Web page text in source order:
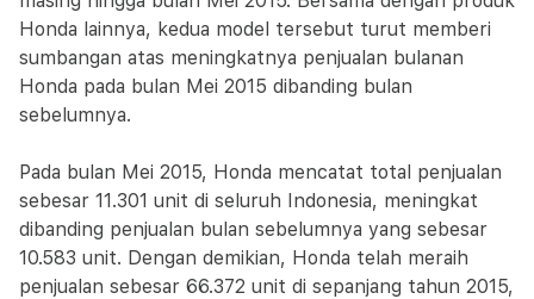
Honda lainnya, kedua model tersebut turut memberi
sumbangan atas meningkatnya penjualan bulanan
Honda pada bulan Mei 2015 dibanding bulan
sebelumnya.
Pada bulan Mei 2015, Honda mencatat total penjualan
sebesar 11.301 unit di seluruh Indonesia, meningkat
dibanding penjualan bulan sebelumnya yang sebesar
10.583 unit. Dengan demikian, Honda telah meraih
penjualan sebesar 66.372 unit di sepanjang tahun 2015,